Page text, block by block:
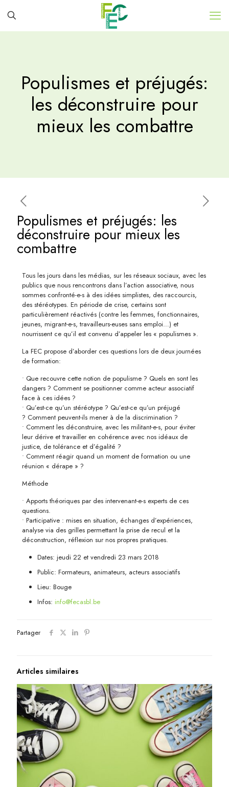
Populismes et préjugés:
les déconstruire pour
mieux les combattre
Populismes et préjugés: les
déconstruire pour mieux les
combattre
Tous les jours dans les médias, sur les réseaux sociaux, avec les
publics que nous rencontrons dans l’action associative, nous
sommes confronté-e-s à des idées simplistes, des raccourcis,
des stéréotypes. En période de crise, certains sont
particulièrement réactivés (contre les femmes, fonctionnaires,
jeunes, migrant-e-s, travailleurs-euses sans emploi…) et
nourrissent ce qu’il est convenu d’appeler les « populismes ».
La FEC propose d’aborder ces questions lors de deux journées
de formation:
• Que recouvre cette notion de populisme ? Quels en sont les
dangers ? Comment se positionner comme acteur associatif
face à ces idées ?
• Qu’est-ce qu’un stéréotype ? Qu’est-ce qu’un préjugé
? Comment peuvent-ils mener à de la discrimination ?
• Comment les déconstruire, avec les militant-e-s, pour éviter
leur dérive et travailler en cohérence avec nos idéaux de
justice, de tolérance et d’égalité ?
• Comment réagir quand un moment de formation ou une
réunion « dérape » ?
Méthode
• Apports théoriques par des intervenant-e-s experts de ces
questions.
• Participative : mises en situation, échanges d’expériences,
analyse via des grilles permettant la prise de recul et la
déconstruction, réflexion sur nos propres pratiques.
Dates: jeudi 22 et vendredi 23 mars 2018
Public: Formateurs, animateurs, acteurs associatifs
Lieu: Bouge
Infos: info@fecasbl.be
Partager
Articles similaires